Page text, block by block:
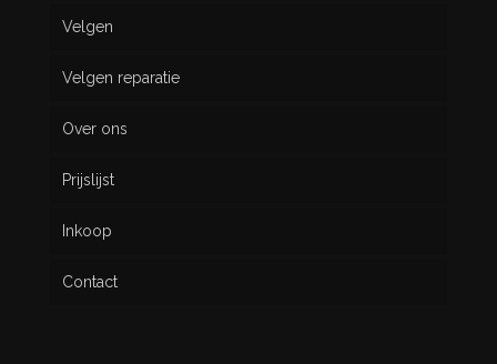
Nieuw
Gebruikt
Velgen
Velgen reparatie
Over ons
Prijslijst
Inkoop
Contact